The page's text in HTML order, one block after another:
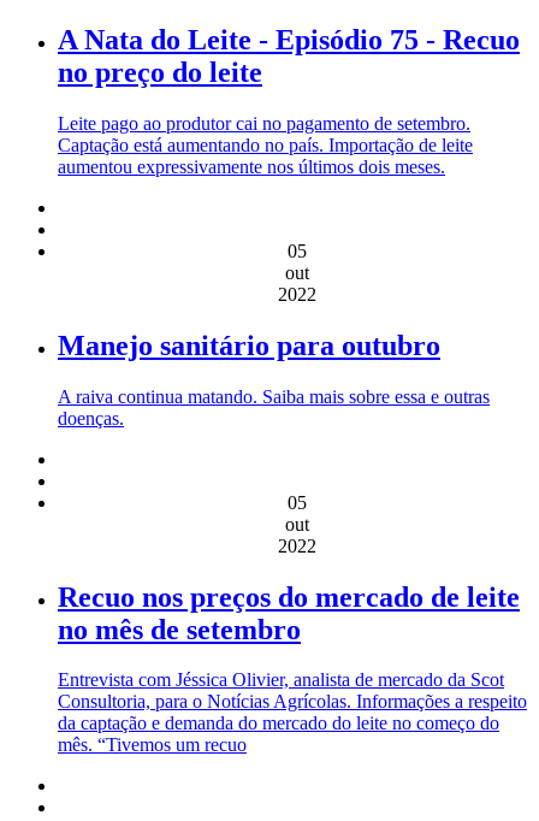
A Nata do Leite - Episódio 75 - Recuo
no preço do leite
Leite pago ao produtor cai no pagamento de setembro.
Captação está aumentando no país. Importação de leite
aumentou expressivamente nos últimos dois meses.
05
out
2022
Manejo sanitário para outubro
A raiva continua matando. Saiba mais sobre essa e outras
doenças.
05
out
2022
Recuo nos preços do mercado de leite
no mês de setembro
Entrevista com Jéssica Olivier, analista de mercado da Scot
Consultoria, para o Notícias Agrícolas. Informações a respeito
da captação e demanda do mercado do leite no começo do
mês. “Tivemos um recuo